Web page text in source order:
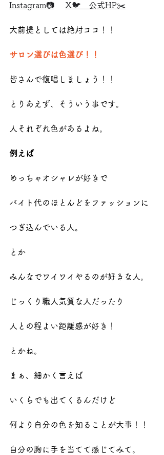
Instagram📷 X🐦 公式HP✂️
大前提としては絶対ココ！！
サロン選びは色選び！！
皆さんで復唱しましょう！！
とりあえず、そういう事です。
人それぞれ色があるよね。
例えば
めっちゃオシャレが好きで
バイト代のほとんどをファッションに
つぎ込んでいる人。
とか
みんなでワイワイやるのが好きな人。
じっくり職人気質な人だったり
人との程よい距離感が好き！
とかね。
まぁ、細かく言えば
いくらでも出てくるんだけど
何より自分の色を知ることが大事！！
自分の胸に手を当てて感じてみて。